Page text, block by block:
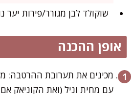
שוקולד לבן מגורר/פירות יער
אופן ההכנה
מכינים את תערובת ההרטבה:
עם מחית וניל (ואת הקוניאק